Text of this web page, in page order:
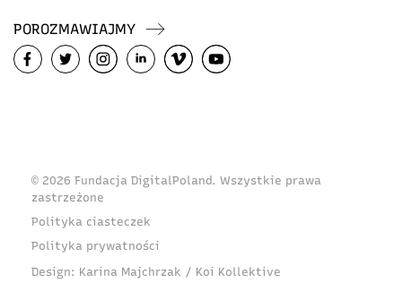
POROZMAWIAJMY
© 2026 Fundacja DigitalPoland. Wszystkie prawa
zastrzeżone
Polityka ciasteczek
Polityka prywatności
Design: Karina Majchrzak / Koi Kollektive